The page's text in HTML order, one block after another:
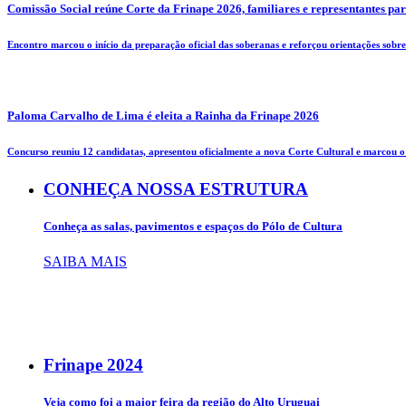
Comissão Social reúne Corte da Frinape 2026, familiares e representantes
Encontro marcou o início da preparação oficial das soberanas e reforçou orientações
Paloma Carvalho de Lima é eleita a Rainha da Frinape 2026
Concurso reuniu 12 candidatas, apresentou oficialmente a nova Corte Cultural e marcou
CONHEÇA NOSSA ESTRUTURA
Conheça as salas, pavimentos e espaços do Pólo de Cultura
SAIBA MAIS
Frinape 2024
Veja como foi a maior feira da região do Alto Uruguai